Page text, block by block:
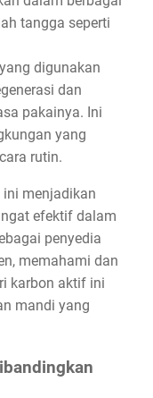
tangga seperti
digunakan
dan
pakainya. Ini
yang
rutin.
menjadikan
efektif dalam
penyedia
memahami dan
karbon aktif ini
mandi yang